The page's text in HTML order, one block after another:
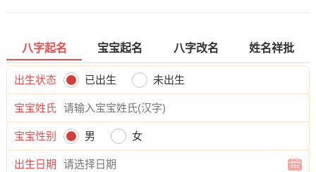
八字起名 宝宝起名 八字改名 姓名祥批
出生状态 已出生 未出生
宝宝姓氏
宝宝性别 男 女
出生日期